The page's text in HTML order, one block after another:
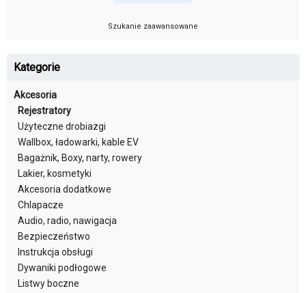
Szukanie zaawansowane
Kategorie
Akcesoria
Rejestratory
Użyteczne drobiazgi
Wallbox, ładowarki, kable EV
Bagażnik, Boxy, narty, rowery
Lakier, kosmetyki
Akcesoria dodatkowe
Chlapacze
Audio, radio, nawigacja
Bezpieczeństwo
Instrukcja obsługi
Dywaniki podłogowe
Listwy boczne